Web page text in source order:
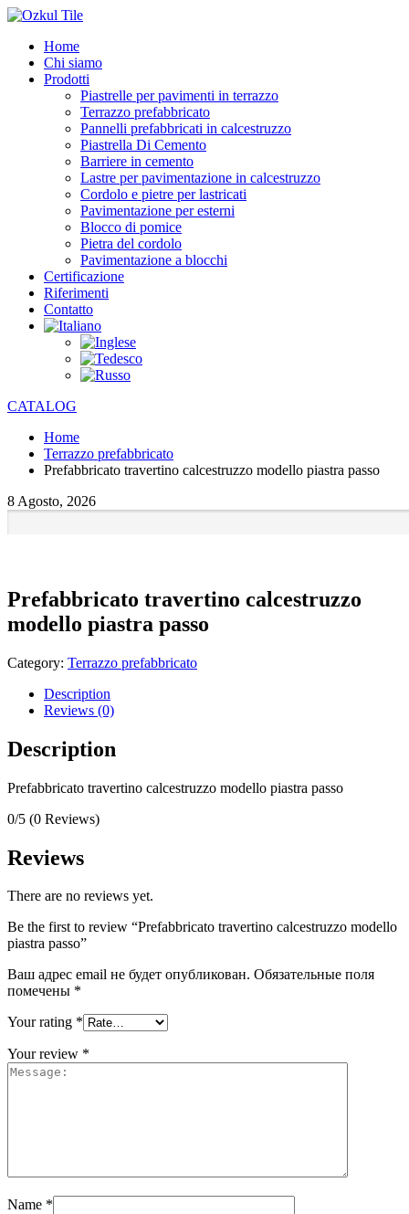
Home
Chi siamo
Prodotti
Piastrelle per pavimenti in terrazzo
Terrazzo prefabbricato
Pannelli prefabbricati in calcestruzzo
Piastrella Di Cemento
Barriere in cemento
Lastre per pavimentazione in calcestruzzo
Cordolo e pietre per lastricati
Pavimentazione per esterni
Blocco di pomice
Pietra del cordolo
Pavimentazione a blocchi
Certificazione
Riferimenti
Contatto
CATALOG
Home
Terrazzo prefabbricato
Prefabbricato travertino calcestruzzo modello piastra passo
8 Agosto, 2026
Prefabbricato travertino calcestruzzo
modello piastra passo
Category: Terrazzo prefabbricato
Description
Reviews (0)
Description
Prefabbricato travertino calcestruzzo modello piastra passo
0/5 (0 Reviews)
Reviews
There are no reviews yet.
Be the first to review “Prefabbricato travertino calcestruzzo modello
piastra passo”
Ваш адрес email не будет опубликован. Обязательные поля
помечены *
Your rating *
Your review *
Name *